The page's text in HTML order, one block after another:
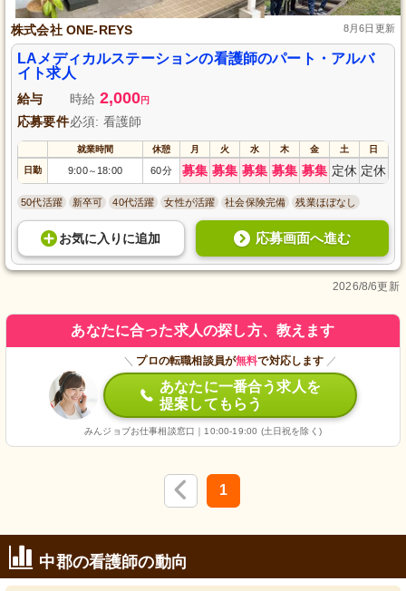
株式会社 ONE-REYS 8月6日更新
LAメディカルステーションの看護師のパート・アルバ
イト求人
給与 時給 2,000円
応募要件必須: 看護師
就業時間 休憩 月 火 水 木 金 土 日
日勤 9:00～ 18:00 60分 募集 募集 募集 募集 募集 定休 定休
50代活躍 新卒可 40代活躍 女性が活躍 社会保険完備 残業ほぼなし
お気に入り に追加 応募画面へ進む
2026/8/6更新
あなたに合った求人の探し方、教えます
＼ プロの転職相談員が無料で対応します ／
あなたに一番合う求人を
提案してもらう
みんジョブお仕事相談窓口｜10:00-19:00 (土日祝を除く)
1
中郡の看護師の動向